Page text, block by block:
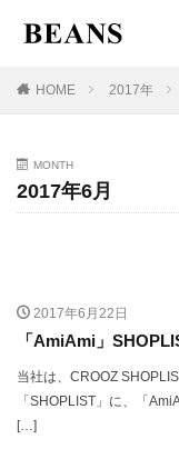
HOME 2017年
MONTH
2017年6月
2017年6月22日
「AmiAmi」
当社は、CROOZ
「SHOPLIST」に、「
[…]